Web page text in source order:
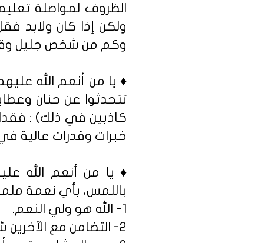
الظروف لمواصلة
ولكن إذا كان ولابد
وكم من شخص جليل
♦ يا من أنعم الله
تتحدثوا عن حنان
كاذبين في ذلك) :
خبرات وقدرات عالية
♦ يا من أنعم الله عليه
باللمس، بأي نعمة
1- الله هو ولي النعم.
2- التضامن مع الآخرين شيئ جميل.